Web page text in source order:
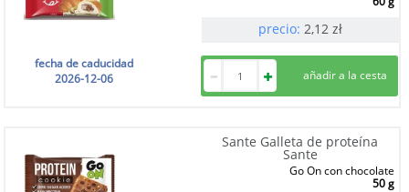
precio: 2,12 zł
fecha de caducidad
2026-12-06
Sante Galleta de proteína
Sante
Go On con chocolate
50 g